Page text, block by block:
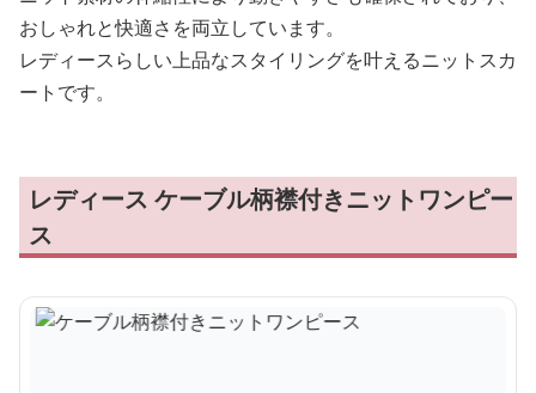
おしゃれと快適さを両立しています。
レディースらしい上品なスタイリングを叶えるニットスカ
ートです。
レディース ケーブル柄襟付きニットワンピー
ス